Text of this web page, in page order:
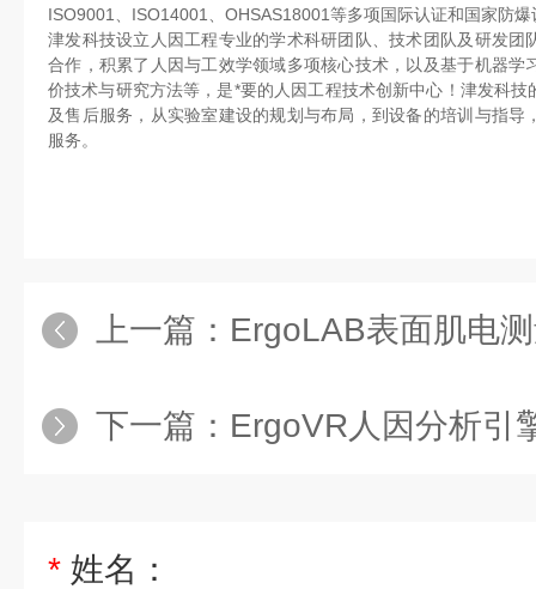
ISO9001、ISO14001、OHSAS18001等多项国际认证和国家防爆
津发科技设立人因工程专业的学术科研团队、技术团队及研发
合作，积累了人因与工效学领域多项核心技术，以及基于机器
价技术与研究方法等，是*要的人因工程技术创新中心！津发科
及售后服务，从实验室建设的规划与布局，到设备的培训与指
服务。
上一篇： ErgoLAB表面肌电
下一篇： ErgoVR人因分析引
* 姓名：